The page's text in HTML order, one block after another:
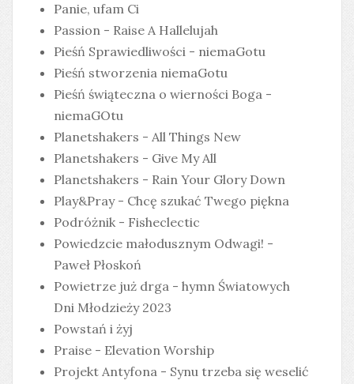
Panie, ufam Ci
Passion - Raise A Hallelujah
Pieśń Sprawiedliwości - niemaGotu
Pieśń stworzenia niemaGotu
Pieśń świąteczna o wierności Boga -
niemaGOtu
Planetshakers - All Things New
Planetshakers - Give My All
Planetshakers - Rain Your Glory Down
Play&Pray - Chcę szukać Twego piękna
Podróżnik - Fisheclectic
Powiedzcie małodusznym Odwagi! -
Paweł Płoskoń
Powietrze już drga - hymn Światowych
Dni Młodzieży 2023
Powstań i żyj
Praise - Elevation Worship
Projekt Antyfona - Synu trzeba się weselić